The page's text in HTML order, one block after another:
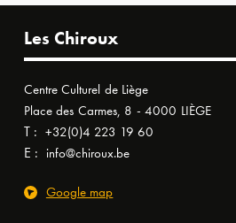
Les Chiroux
Centre Culturel de Liège
Place des Carmes, 8 - 4000 LIÈGE
T : +32(0)4 223 19 60
E : info@chiroux.be
Google map